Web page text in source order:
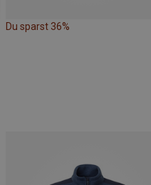
Du sparst 36%